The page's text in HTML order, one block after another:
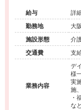
給与
詳
勤務地
大
施設形態
介
交通費
支
業務内容
デ
様
実
施
・
な